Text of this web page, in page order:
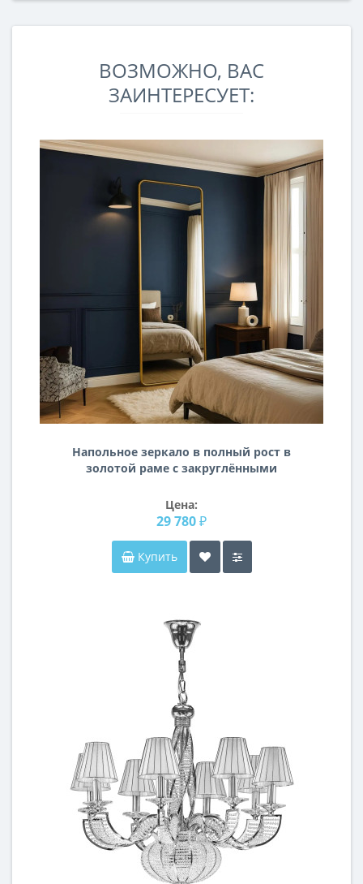
ВОЗМОЖНО, ВАС
ЗАИНТЕРЕСУЕТ:
Напольное зеркало в полный рост в
золотой раме с закруглёнными
Цена:
29 780 ₽
Купить